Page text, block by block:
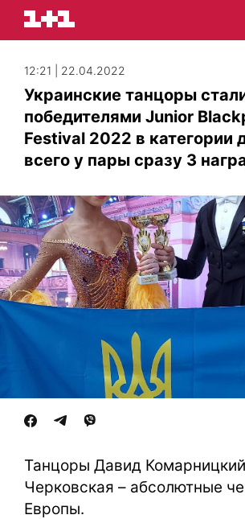
12:21 | 22.04.2022
Украинские танцоры
победителями Junior
Festival 2022 в категории
всего у пары сразу 3
Танцоры Давид
Черковская – абсолютные
Европы.